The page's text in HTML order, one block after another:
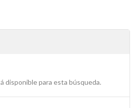
disponible para esta búsqueda.